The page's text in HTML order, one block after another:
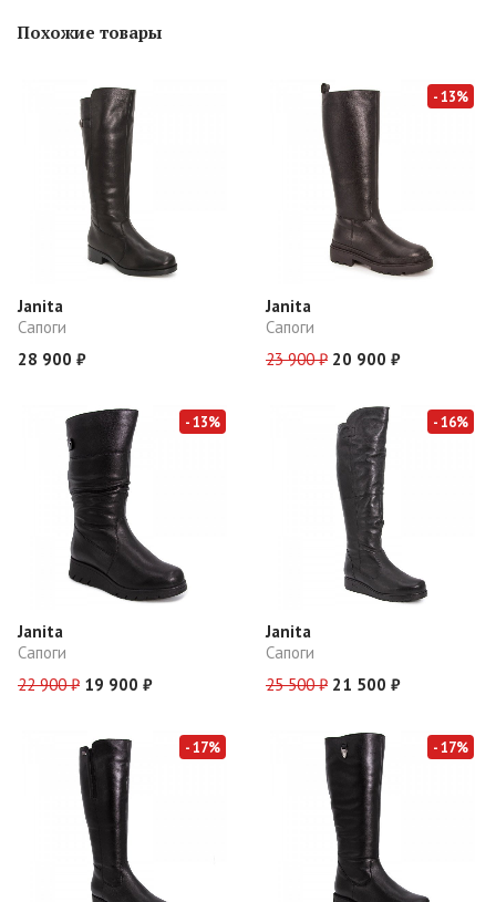
Объем голенища?
Добрый вечер! У арт.45129 р.38 ширина голенища-41 см,
арт.44719 р.38 ширина голенища-40 см.
Похожие товары
Janita
Сапоги
28 900 ₽
- 13%
Janita
Сапоги
23 900 ₽ 20 900 ₽
- 13%
Janita
Сапоги
22 900 ₽ 19 900 ₽
- 16%
Janita
Сапоги
25 500 ₽ 21 500 ₽
- 17% - 17%